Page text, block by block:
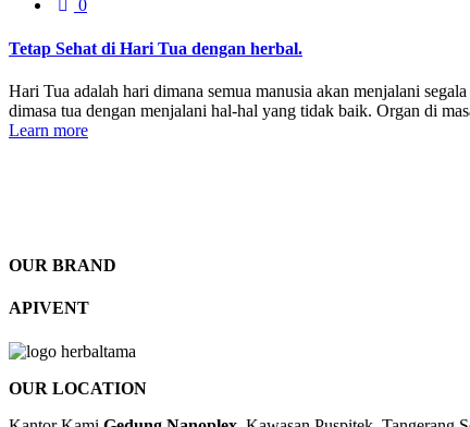
0
Tetap Sehat di Hari Tua dengan herbal.
Hari Tua adalah hari dimana semua manusia akan menjalani
dimasa tua dengan menjalani hal-hal yang tidak baik. Organ di
Learn more
OUR BRAND
APIVENT
OUR LOCATION